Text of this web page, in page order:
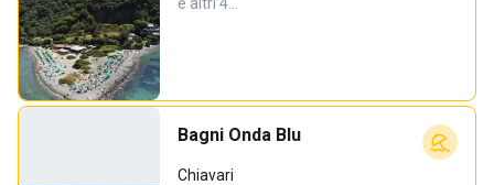
Bagni Onda Blu
Chiavari